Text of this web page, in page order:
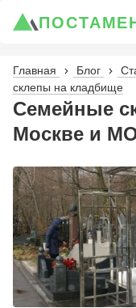
Главная Блог
склепы на кладбище
Семейные
Москве и